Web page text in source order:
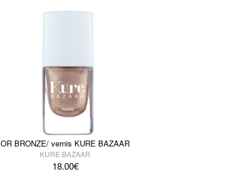
OR BRONZE/ vernis KURE BAZAAR
KURE BAZAAR
18.00€